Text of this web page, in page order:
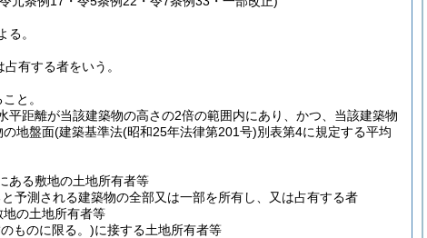
る。
有する者をいう。
と。
距離が当該建築物の高さの2倍の範囲内にあり、かつ、当該建築物
の地盤面(建築基準法(昭和25年法律第201号)別表第4に規定する平均
ある敷地の土地所有者等
予測される建築物の全部又は一部を所有し、又は占有する者
の土地所有者等
ものに限る。)に接する土地所有者等